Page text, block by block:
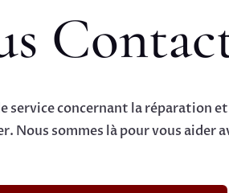
service concernant la réparation
Nous sommes là pour vous aider